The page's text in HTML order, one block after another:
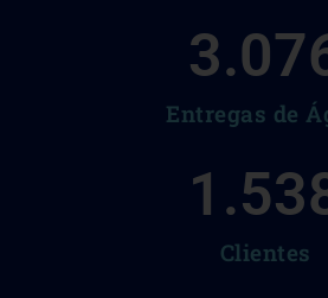
Entregas de
Clientes